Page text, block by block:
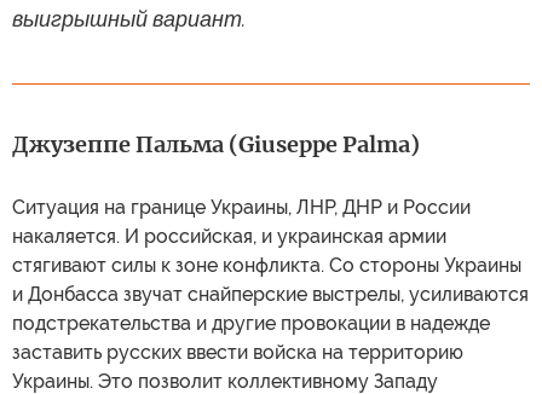
выигрышный вариант.
Джузеппе Пальма (Giuseppe Palma)
Ситуация на границе Украины, ЛНР, ДНР и России
накаляется. И российская, и украинская армии
стягивают силы к зоне конфликта. Со стороны Украины
и Донбасса звучат снайперские выстрелы, усиливаются
подстрекательства и другие провокации в надежде
заставить русских ввести войска на территорию
Украины. Это позволит коллективному Западу